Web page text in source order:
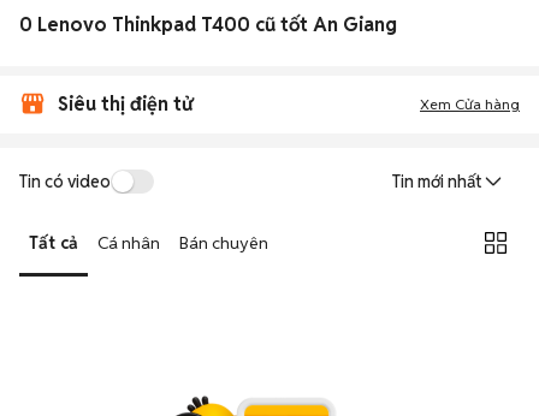
0 Lenovo Thinkpad T400 cũ tốt An Giang
Siêu thị điện tử Xem Cửa hàng
Tin có video Tin mới nhất
Tất cả Cá nhân Bán chuyên